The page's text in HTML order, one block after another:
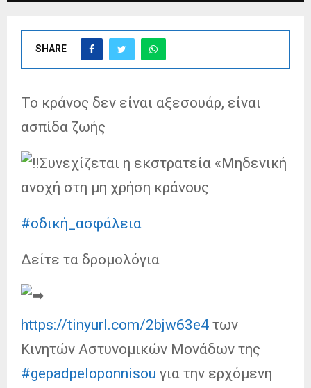
SHARE
Το κράνος δεν είναι αξεσουάρ, είναι
ασπίδα ζωής
Συνεχίζεται η εκστρατεία «Μηδενική
ανοχή στη μη χρήση κράνους
#οδική_ασφάλεια
Δείτε τα δρομολόγια
https://tinyurl.com/2bjw63e4 των
Κινητών Αστυνομικών Μονάδων της
#gepadpeloponnisou για την ερχόμενη